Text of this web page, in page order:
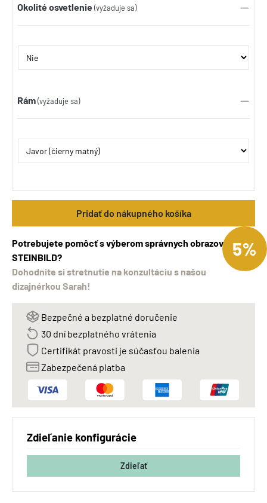
Okolité osvetlenie (vyžaduje sa)
Rám(vyžaduje sa)
Pridať do nákupného košíka
Potrebujete pomôcť s výberom správnych obrazov
STEINBILD?
Dohodnite si stretnutie na konzultáciu s našou
dizajnérkou Sarah!
Bezpečné a bezplatné doručenie
30 dní bezplatného vrátenia
Certifikát pravosti je súčasťou balenia
Zabezpečená platba
Zdieľanie konfigurácie
Zdieľať
5%